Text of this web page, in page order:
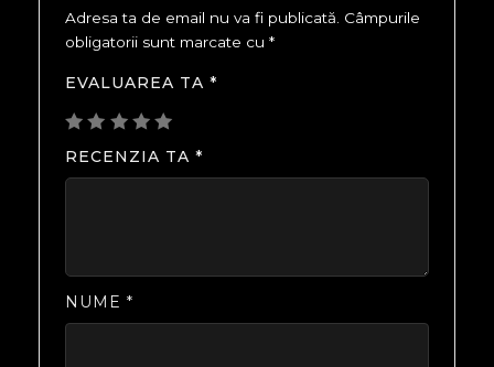
Adresa ta de email nu va fi publicată. Câmpurile
obligatorii sunt marcate cu *
EVALUAREA TA *
RECENZIA TA *
NUME *